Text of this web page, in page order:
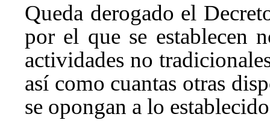
Queda derogado el
por el que se establecen
actividades no
así como cuantas otras
se opongan a lo